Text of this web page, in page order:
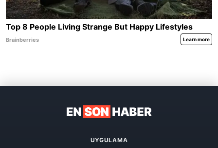
UYGULAMA